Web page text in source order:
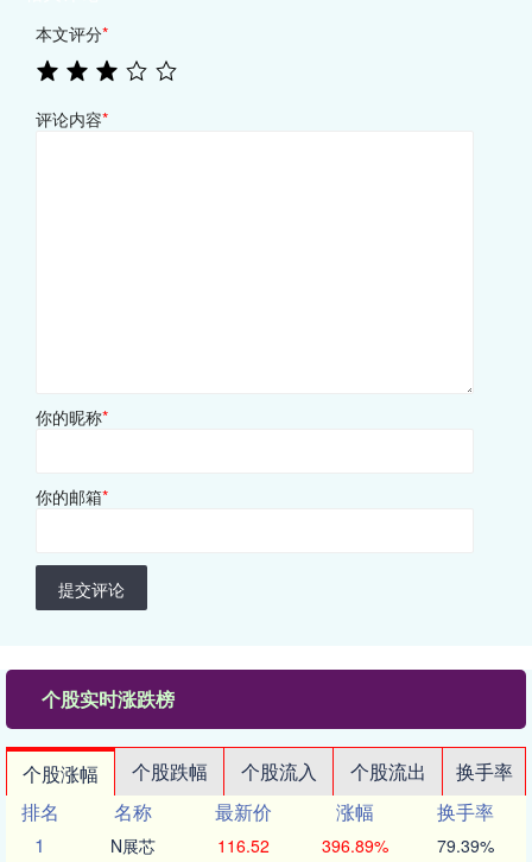
本文评分*
评论内容*
你的昵称*
你的邮箱*
提交评论
个股实时涨跌榜
个股涨幅 个股跌幅 个股流入 个股流出
换手率
排名
名称 最新价 涨幅
换手率
1
N展芯 116.52 396.89% 79.39%